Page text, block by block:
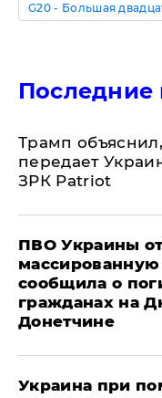
G20 - Большая
Последние
Трамп
передает
ЗРК Patriot
ПВО Украины
сообщила о
гражданах на
Донетчине
Украина при